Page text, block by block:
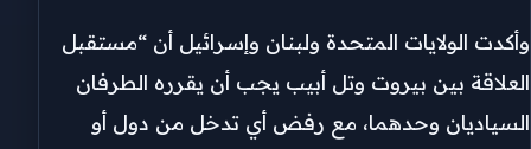
وأكدت الولايات المتحدة ولبنان وإسرائيل أن “مستقبل
العلاقة بين بيروت وتل أبيب يجب أن يقرره الطرفان
السياديان وحدهما، مع رفض أي تدخل من دول أو